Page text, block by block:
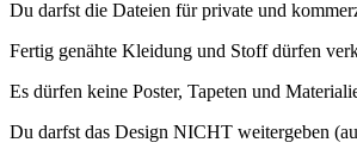
Du darfst die Dateien für private und
Fertig genähte Kleidung und Stoff dürfen
Es dürfen keine Poster, Tapeten und
Du darfst das Design NICHT weitergeben